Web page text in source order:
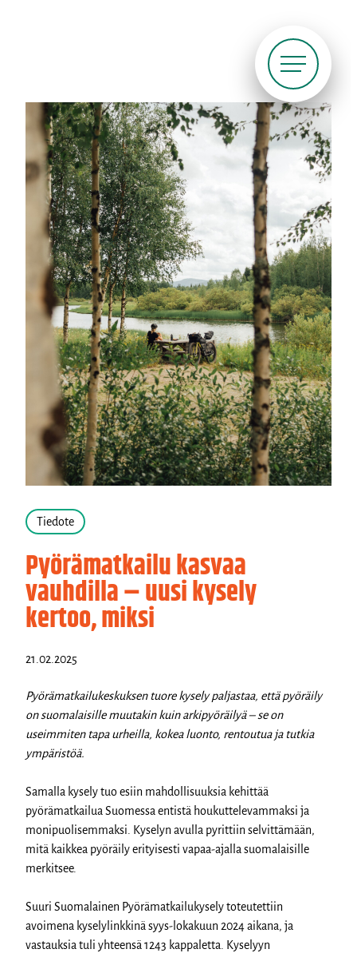
Tiedote
Pyörämatkailu kasvaa
vauhdilla – uusi kysely
kertoo, miksi
21.02.2025
Pyörämatkailukeskuksen tuore kysely paljastaa, että pyöräily
on suomalaisille muutakin kuin arkipyöräilyä – se on
useimmiten tapa urheilla, kokea luonto, rentoutua ja tutkia
ympäristöä.
Samalla kysely tuo esiin mahdollisuuksia kehittää
pyörämatkailua Suomessa entistä houkuttelevammaksi ja
monipuolisemmaksi. Kyselyn avulla pyrittiin selvittämään,
mitä kaikkea pyöräily erityisesti vapaa-ajalla suomalaisille
merkitsee.
Suuri Suomalainen Pyörämatkailukysely toteutettiin
avoimena kyselylinkkinä syys-lokakuun 2024 aikana, ja
vastauksia tuli yhteensä 1243 kappaletta. Kyselyyn